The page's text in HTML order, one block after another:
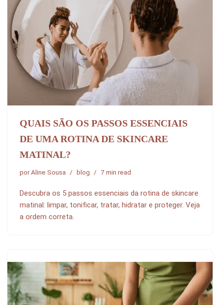
QUAIS SÃO OS PASSOS ESSENCIAIS
DE UMA ROTINA DE SKINCARE
MATINAL?
porAline Sousa blog 7 min read
Descubra os 5 passos essenciais da rotina de skincare
matinal: limpar, tonificar, tratar, hidratar e proteger. Veja
a ordem correta.